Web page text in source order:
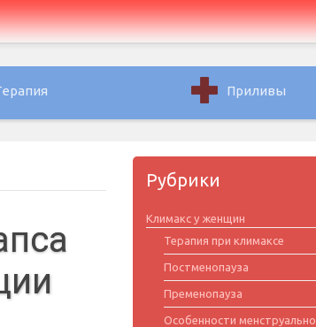
Приливы
Рубрики
Климакс у женщин
Терапия при климаксе
Постменопауза
Пременопауза
Особенности